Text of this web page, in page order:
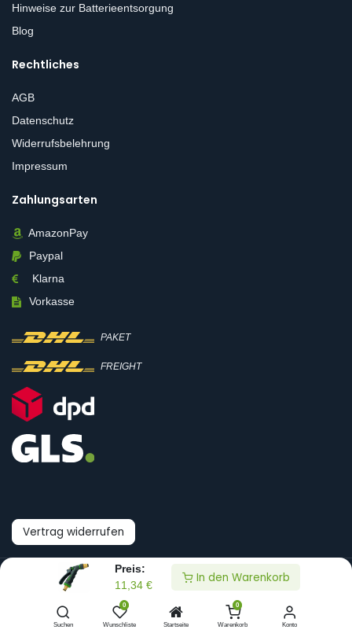
Preis:
11,34€
In den Warenkorb
Suchen
0
Wunschliste Startseite
0
Warenkorb Konto
Hinweise zur Batterieentsorgung
Blog
Rechtliches
AGB
Datenschutz
Widerrufsbelehrung
Impressum
Zahlungsarten
AmazonPay
Paypal
Klarna
Vorkasse
PAKET
FREIGHT
Vertrag widerrufen
© Boni-Shop GmbH
Datenpräferenzen